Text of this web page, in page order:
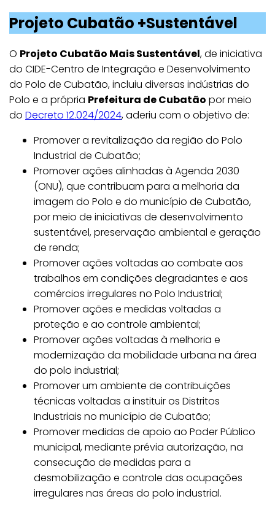
Projeto Cubatão +Sustentável
O Projeto Cubatão Mais Sustentável, de iniciativa
do CIDE-Centro de Integração e Desenvolvimento
do Polo de Cubatão, incluiu diversas indústrias do
Polo e a própria Prefeitura de Cubatão por meio
do Decreto 12.024/2024, aderiu com o objetivo de:
Promover a revitalização da região do Polo
Industrial de Cubatão;
Promover ações alinhadas à Agenda 2030
(ONU), que contribuam para a melhoria da
imagem do Polo e do município de Cubatão,
por meio de iniciativas de desenvolvimento
sustentável, preservação ambiental e geração
de renda;
Promover ações voltadas ao combate aos
trabalhos em condições degradantes e aos
comércios irregulares no Polo Industrial;
Promover ações e medidas voltadas a
proteção e ao controle ambiental;
Promover ações voltadas à melhoria e
modernização da mobilidade urbana na área
do polo industrial;
Promover um ambiente de contribuições
técnicas voltadas a instituir os Distritos
Industriais no município de Cubatão;
Promover medidas de apoio ao Poder Público
municipal, mediante prévia autorização, na
consecução de medidas para a
desmobilização e controle das ocupações
irregulares nas áreas do polo industrial.